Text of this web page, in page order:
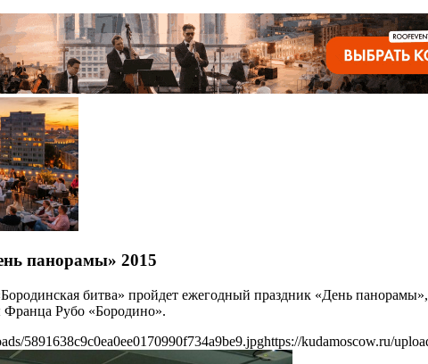
панорамы» 2015
битва» пройдет ежегодный праздник «День
Франца Рубо «Бородино».
5891638c9c0ea0ee0170990f734a9be9.jpghttps://kudamoscow.ru/